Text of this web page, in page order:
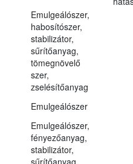
Emulgeálószer,
habosítószer,
stabilizátor,
sűrítőanyag,
tömegnövelő
szer,
zselésítőanyag
Emulgeálószer
Emulgeálószer,
fényezőanyag,
stabilizátor,
sűrítőanyag,